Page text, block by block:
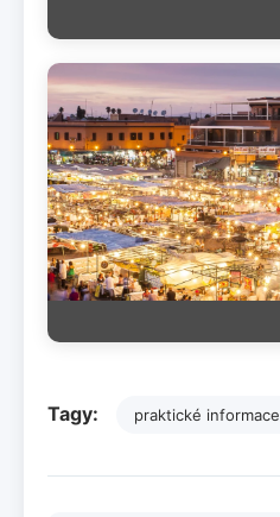
Tagy: praktické informace